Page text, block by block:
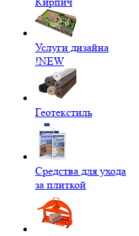
Услуги дизайна
!NEW
Геотекстиль
Средства для ухода
за плиткой